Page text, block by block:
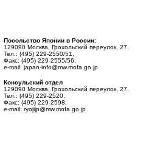
Посольство Японии в России:
129090 Москва, Грохольский переулок, 27.
Тел.: (495) 229-2550/51,
Факс: (495) 229-2555/56,
e-mail: japan-info@mw.mofa.go.jp
Консульский отдел
129090 Москва, Грохольский переулок, 27.
Тел.: (495) 229-2520,
Факс: (495) 229-2598,
e-mail: ryojijp@mw.mofa.go.jp